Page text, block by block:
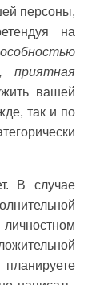
персоны,
на
приятная
вашей
так и по
В случае